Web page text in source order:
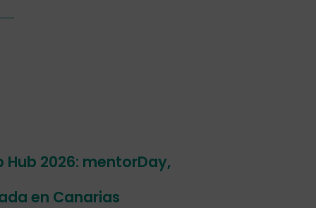
2026: mentorDay,
en Canarias